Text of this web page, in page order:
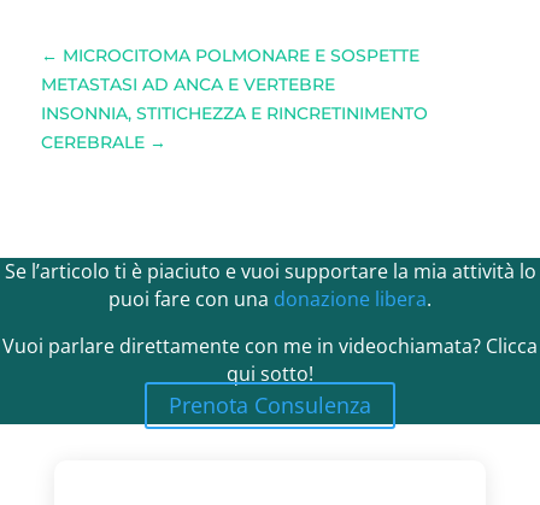
← MICROCITOMA POLMONARE E SOSPETTE
METASTASI AD ANCA E VERTEBRE
INSONNIA, STITICHEZZA E RINCRETINIMENTO
CEREBRALE→
Se l’articolo ti è piaciuto e vuoi supportare la mia attività lo
puoi fare con una donazione libera.
Vuoi parlare direttamente con me in videochiamata? Clicca
qui sotto!
Prenota Consulenza